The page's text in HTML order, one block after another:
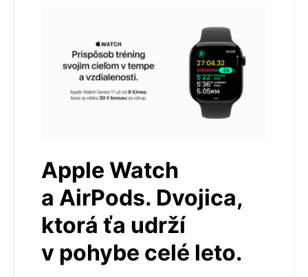
Apple Watch
a AirPods. Dvojica,
ktorá ťa udrží
v pohybe celé leto.